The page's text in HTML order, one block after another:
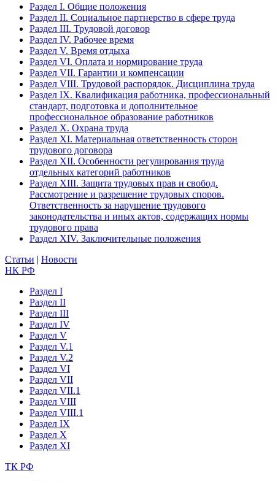
Раздел I. Общие положения
Раздел II. Социальное партнерство в сфере труда
Раздел III. Трудовой договор
Раздел IV. Рабочее время
Раздел V. Время отдыха
Раздел VI. Оплата и нормирование труда
Раздел VII. Гарантии и компенсации
Раздел VIII. Трудовой распорядок. Дисциплина труда
Раздел IX. Квалификация работника, профессиональный
стандарт, подготовка и дополнительное
профессиональное образование работников
Раздел X. Охрана труда
Раздел XI. Материальная ответственность сторон
трудового договора
Раздел XII. Особенности регулирования труда
отдельных категорий работников
Раздел XIII. Защита трудовых прав и свобод.
Рассмотрение и разрешение трудовых споров.
Ответственность за нарушение трудового
законодательства и иных актов, содержащих нормы
трудового права
Раздел XIV. Заключительные положения
Статьи | Новости
НК РФ
Раздел I
Раздел II
Раздел III
Раздел IV
Раздел V
Раздел V.1
Раздел V.2
Раздел VI
Раздел VII
Раздел VII.1
Раздел VIII
Раздел VIII.1
Раздел IX
Раздел X
Раздел XI
ТК РФ